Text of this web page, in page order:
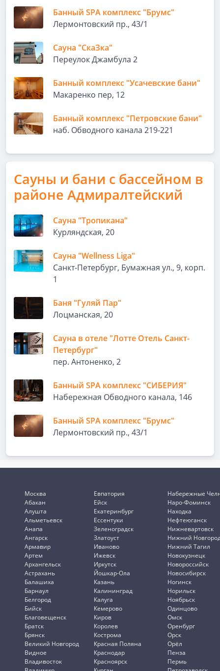
Банный SPA комплекс "Брумс"
Лермонтовский пр., 43/1
Сауна "СкаЗка"
Переулок Джамбула 2
Банный комплекс "Усачевские бани"
Макаренко пер, 12
Банный комплекс "Петровские бани"
наб. Обводного канала 219-221
Сауны и бани с бассейном в
районе Адмиралтейский
Сауна "Тропикана"
Курляндская, 20
Сауна "Wellness Liga"
Санкт-Петербург, Бумажная ул., 9, корп.
1
Баня "Гуляй Пар"
Лоцманская, 20
Сауна в отеле "Лотте Отель Санкт-
Петербург"
пер. Антоненко, 2
Банный SPA комплекс "СИБЕРИЯ"
Набережная Обводного канала, 146
Банный SPA комплекс "Брумс"
Лермонтовский пр., 43/1
Москва
Абакан
Алушта
Альметьевск
Анапа
Ангарск
Армавир
Артем
Архангельск
Астрахань
Балашиха
Барнаул
Белгород
Бийск
Благовещенск
Братск
Брянск
Великий Новгород
Видное
Владивосток
Евпатория
Ейск
Екатеринбург
Ессентуки
Зеленоградск
Златоуст
Иваново
Ижевск
Иркутск
Йошкар-Ола
Казань
Калининград
Калуга
Кемерово
Киров
Королев
Кострома
Красная Поляна
Краснодар
Красноярск
Набережные
Наро-Фоминск
Находка
Нефтеюганск
Нижневартовск
Нижний
Нижний Тагил
Новокузнецк
Новороссийск
Новосибирск
Ногинск
Норильск
Ноябрьск
Одинцово
Омск
Оренбург
Орск
Орёл
Пенза
Пермь